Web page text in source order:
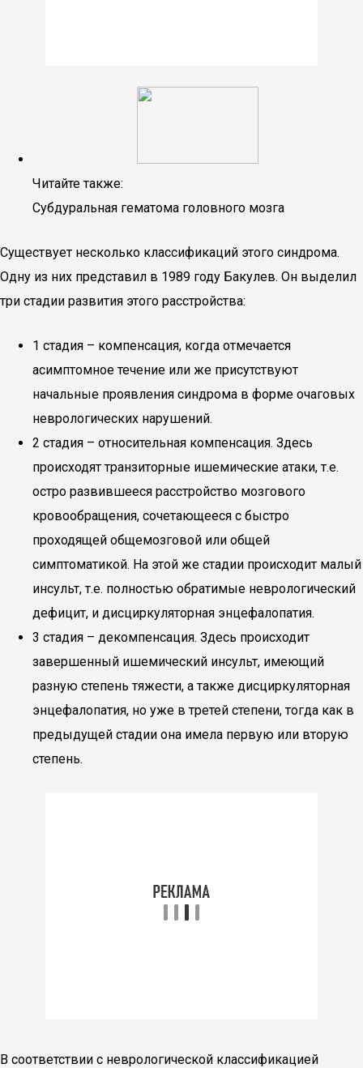
Читайте также:
Субдуральная гематома головного мозга
Существует несколько классификаций этого синдрома.
Одну из них представил в 1989 году Бакулев. Он выделил
три стадии развития этого расстройства:
1 стадия – компенсация, когда отмечается
асимптомное течение или же присутствуют
начальные проявления синдрома в форме очаговых
неврологических нарушений.
2 стадия – относительная компенсация. Здесь
происходят транзиторные ишемические атаки, т.е.
остро развившееся расстройство мозгового
кровообращения, сочетающееся с быстро
проходящей общемозговой или общей
симптоматикой. На этой же стадии происходит малый
инсульт, т.е. полностью обратимые неврологический
дефицит, и дисциркуляторная энцефалопатия.
3 стадия – декомпенсация. Здесь происходит
завершенный ишемический инсульт, имеющий
разную степень тяжести, а также дисциркуляторная
энцефалопатия, но уже в третей степени, тогда как в
предыдущей стадии она имела первую или вторую
степень.
В соответствии с неврологической классификацией